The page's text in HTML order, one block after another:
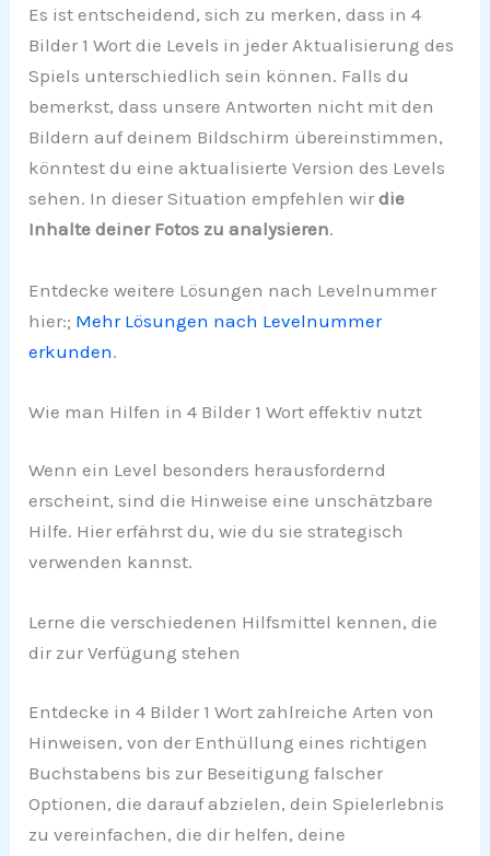
Es ist entscheidend, sich zu merken, dass in 4
Bilder 1 Wort die Levels in jeder Aktualisierung des
Spiels unterschiedlich sein können. Falls du
bemerkst, dass unsere Antworten nicht mit den
Bildern auf deinem Bildschirm übereinstimmen,
könntest du eine aktualisierte Version des Levels
sehen. In dieser Situation empfehlen wirdie
Inhalte deiner Fotos zu analysieren.
Entdecke weitere Lösungen nach Levelnummer
hier:; Mehr Lösungen nach Levelnummer
erkunden.
Wie man Hilfen in 4 Bilder 1 Wort effektiv nutzt
Wenn ein Level besonders herausfordernd
erscheint, sind die Hinweise eine unschätzbare
Hilfe. Hier erfährst du, wie du sie strategisch
verwenden kannst.
Lerne die verschiedenen Hilfsmittel kennen, die
dir zur Verfügung stehen
Entdecke in 4 Bilder 1 Wort zahlreiche Arten von
Hinweisen, von der Enthüllung eines richtigen
Buchstabens bis zur Beseitigung falscher
Optionen, die darauf abzielen, dein Spielerlebnis
zu vereinfachen, die dir helfen, deine